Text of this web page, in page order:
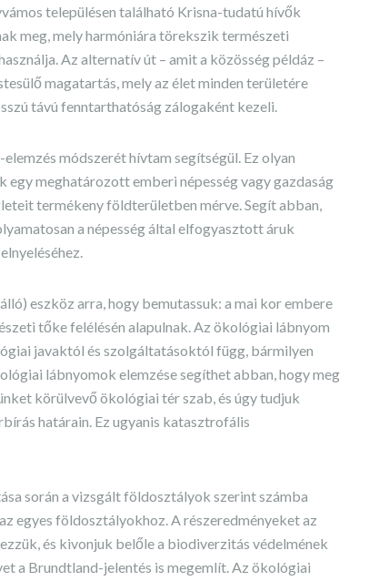
településen található Krisna-tudatú hívők
meg, mely harmóniára törekszik természeti
Az alternatív út – amit a közösség példáz –
magatartás, mely az élet minden területére
távú fenntarthatóság zálogaként kezeli.
módszerét hívtam segítségül. Ez olyan
meghatározott emberi népesség vagy gazdaság
termékeny földterületben mérve. Segít abban,
a népesség által elfogyasztott áruk
eszköz arra, hogy bemutassuk: a mai kor embere
tőke felélésén alapulnak. Az ökológiai lábnyom
javaktól és szolgáltatásoktól függ, bármilyen
lábnyomok elemzése segíthet abban, hogy meg
körülvevő ökológiai tér szab, és úgy tudjuk
határain. Ez ugyanis katasztrofális
során a vizsgált földosztályok szerint számba
egyes földosztályokhoz. A részeredményeket az
és kivonjuk belőle a biodiverzitás védelmének
a Brundtland-jelentés is megemlít. Az ökológiai